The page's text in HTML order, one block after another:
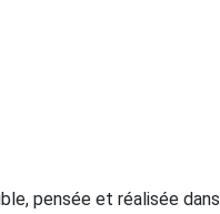
pensée et réalisée dans